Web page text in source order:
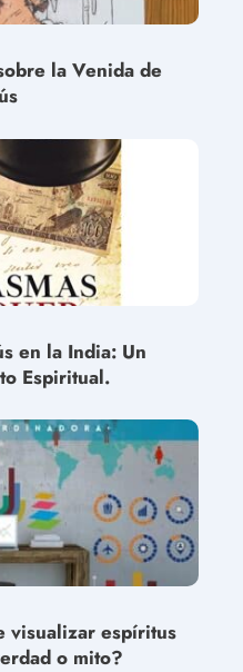
la Venida de
en la India: Un
Espiritual.
visualizar espíritus
o mito?